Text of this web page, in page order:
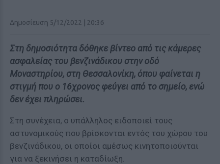
Δημοσίευση 5/12/2022 | 20:36
Στη δημοσιότητα δόθηκε βίντεο από τις κάμερες
ασφαλείας του βενζινάδικου στην οδό
Μοναστηρίου, στη Θεσσαλονίκη, όπου φαίνεται η
στιγμή που ο 16χρονος φεύγει από το σημείο, ενώ
δεν έχει πληρώσει.
Στη συνέχεια, ο υπάλληλος ειδοποιεί τους
αστυνομικούς που βρίσκονται εντός του χώρου του
βενζινάδικου, οι οποίοι αμέσως κινητοποιούνται
για να ξεκινήσει η καταδίωξη.